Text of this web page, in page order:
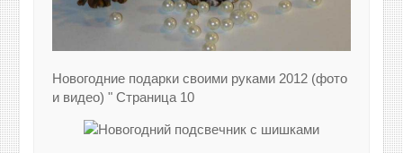
Новогодние подарки своими руками 2012 (фото
и видео) " Страница 10